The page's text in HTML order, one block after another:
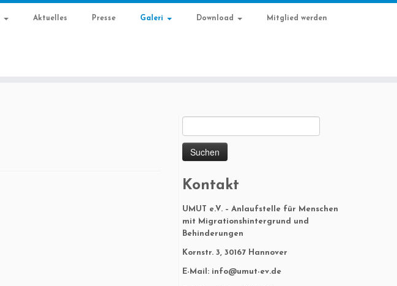
Aktuelles Presse Galeri Download Mitglied werden
nach:
Kontakt
UMUT e.V. – Anlaufstelle für Menschen
mit Migrationshintergrund und
Behinderungen
Kornstr. 3, 30167 Hannover
E-Mail: info@umut-ev.de